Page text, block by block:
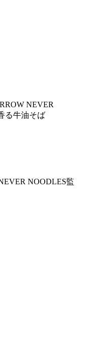
NOODLES監